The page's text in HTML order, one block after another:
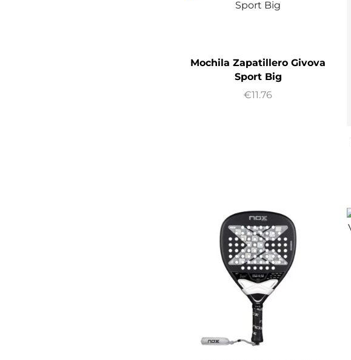
Mochila Zapatillero Givova
Sport Big
€11.76